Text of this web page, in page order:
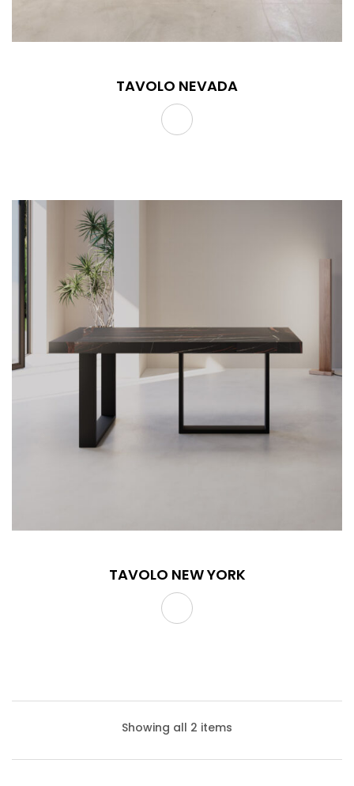
TAVOLO NEVADA
TAVOLO NEW YORK
Showing all 2 items